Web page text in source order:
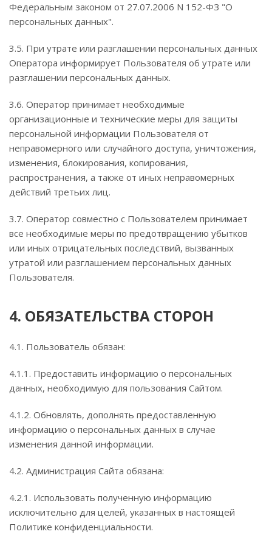
Федеральным законом от 27.07.2006 N 152-ФЗ "О
персональных данных".
3.5. При утрате или разглашении персональных данных
Оператора информирует Пользователя об утрате или
разглашении персональных данных.
3.6. Оператор принимает необходимые
организационные и технические меры для защиты
персональной информации Пользователя от
неправомерного или случайного доступа, уничтожения,
изменения, блокирования, копирования,
распространения, а также от иных неправомерных
действий третьих лиц.
3.7. Оператор совместно с Пользователем принимает
все необходимые меры по предотвращению убытков
или иных отрицательных последствий, вызванных
утратой или разглашением персональных данных
Пользователя.
4. ОБЯЗАТЕЛЬСТВА СТОРОН
4.1. Пользователь обязан:
4.1.1. Предоставить информацию о персональных
данных, необходимую для пользования Сайтом.
4.1.2. Обновлять, дополнять предоставленную
информацию о персональных данных в случае
изменения данной информации.
4.2. Администрация Сайта обязана:
4.2.1. Использовать полученную информацию
исключительно для целей, указанных в настоящей
Политике конфиденциальности.